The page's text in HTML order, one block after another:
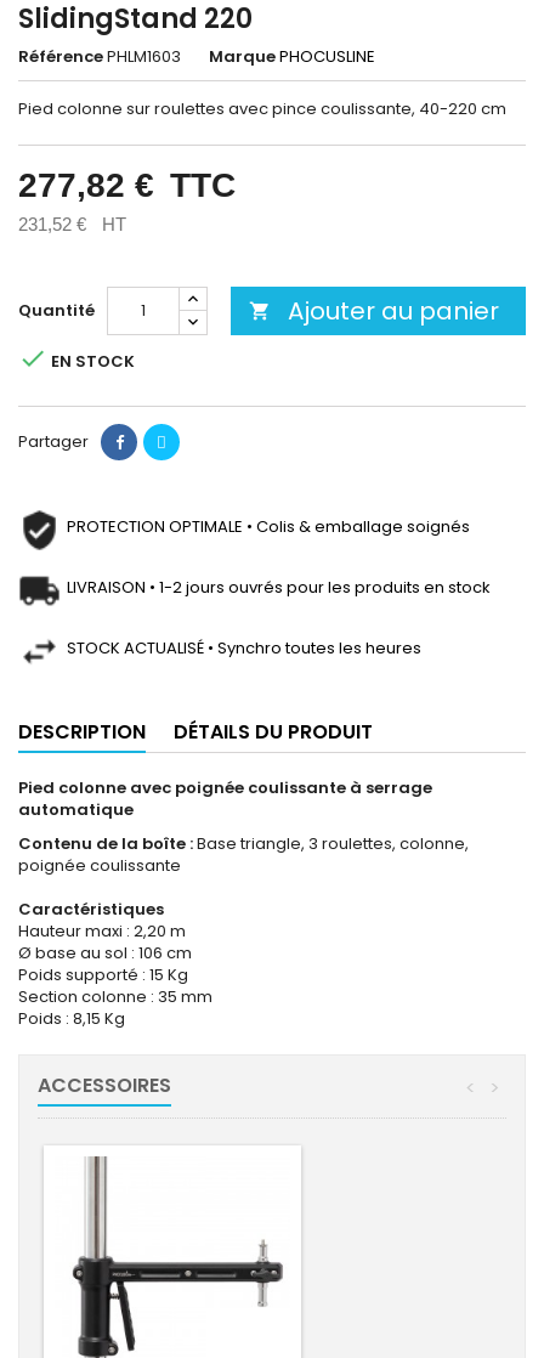
SlidingStand 220
RéférencePHLM1603 MarquePHOCUSLINE
Pied colonne sur roulettes avec pince coulissante, 40-220 cm
277,82 € TTC
231,52 € HT
Quantité  Ajouter au panier
 EN STOCK
Partager
PROTECTION OPTIMALE • Colis & emballage soignés
LIVRAISON • 1-2 jours ouvrés pour les produits en stock
STOCK ACTUALISÉ • Synchro toutes les heures
DESCRIPTION DÉTAILS DU PRODUIT
Pied colonne avec poignée coulissante à serrage
automatique
Contenu de la boîte :Base triangle, 3 roulettes, colonne,
poignée coulissante
Caractéristiques
Hauteur maxi : 2,20 m
Ø base au sol : 106 cm
Poids supporté : 15 Kg
Section colonne : 35 mm
Poids : 8,15 Kg
ACCESSOIRES >
<